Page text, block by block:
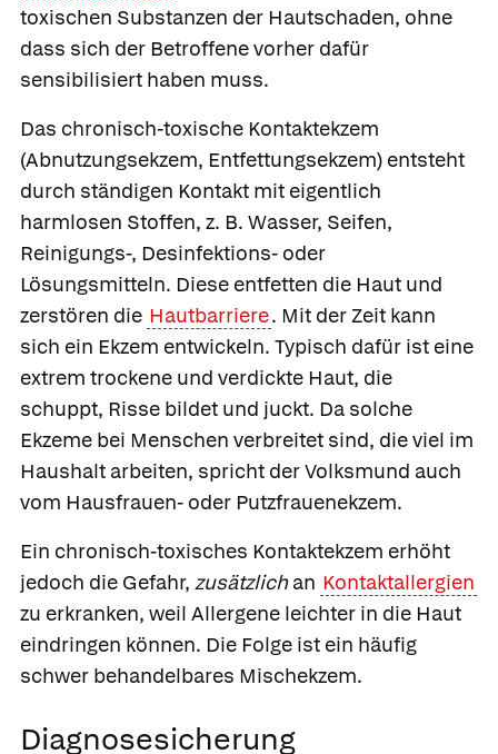
toxischen Substanzen der Hautschaden, ohne
dass sich der Betroffene vorher dafür
sensibilisiert haben muss.
Das chronisch-toxische Kontaktekzem
(Abnutzungsekzem, Entfettungsekzem) entsteht
durch ständigen Kontakt mit eigentlich
harmlosen Stoffen, z. B. Wasser, Seifen,
Reinigungs-, Desinfektions- oder
Lösungsmitteln. Diese entfetten die Haut und
zerstören die Hautbarriere. Mit der Zeit kann
sich ein Ekzem entwickeln. Typisch dafür ist eine
extrem trockene und verdickte Haut, die
schuppt, Risse bildet und juckt. Da solche
Ekzeme bei Menschen verbreitet sind, die viel im
Haushalt arbeiten, spricht der Volksmund auch
vom Hausfrauen- oder Putzfrauenekzem.
Ein chronisch-toxisches Kontaktekzem erhöht
jedoch die Gefahr, zusätzlichan Kontaktallergien
zu erkranken, weil Allergene leichter in die Haut
eindringen können. Die Folge ist ein häufig
schwer behandelbares Mischekzem.
Diagnosesicherung